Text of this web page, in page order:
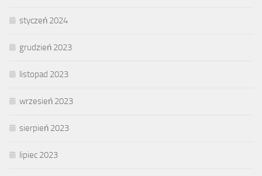
styczeń 2024
grudzień 2023
listopad 2023
wrzesień 2023
sierpień 2023
lipiec 2023